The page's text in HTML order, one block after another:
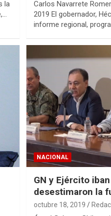
la
Carlos Navarrete
2019 El gobernador,
informe regional,
NACIONAL
GN y Ejército
desestimaron la
octubre 18, 2019